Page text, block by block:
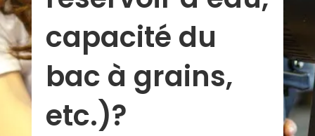
capacité du
bac à grains,
etc.)?